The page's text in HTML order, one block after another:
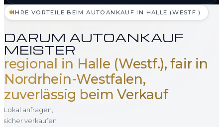
IHRE VORTEILE BEIM AUTOANKAUF IN HALLE (WESTF.)
DARUM AUTOANKAUF
MEISTER
regional in Halle (Westf.), fair in
Nordrhein-Westfalen,
zuverlässig beim Verkauf
Lokal anfragen,
sicher verkaufen